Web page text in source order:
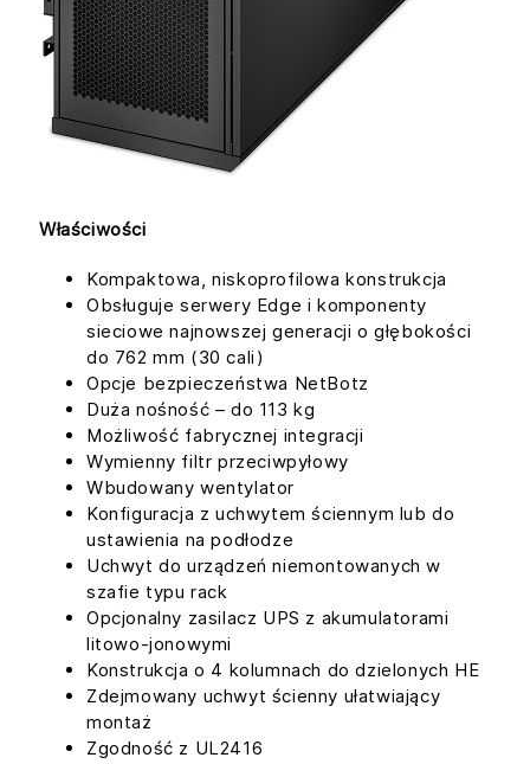
Właściwości
Kompaktowa, niskoprofilowa konstrukcja
Obsługuje serwery Edge i komponenty
sieciowe najnowszej generacji o głębokości
do 762 mm (30 cali)
Opcje bezpieczeństwa NetBotz
Duża nośność – do 113 kg
Możliwość fabrycznej integracji
Wymienny filtr przeciwpyłowy
Wbudowany wentylator
Konfiguracja z uchwytem ściennym lub do
ustawienia na podłodze
Uchwyt do urządzeń niemontowanych w
szafie typu rack
Opcjonalny zasilacz UPS z akumulatorami
litowo-jonowymi
Konstrukcja o 4 kolumnach do dzielonych HE
Zdejmowany uchwyt ścienny ułatwiający
montaż
Zgodność z UL2416